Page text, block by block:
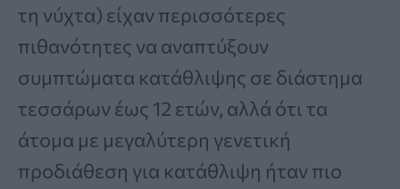
τη νύχτα) είχαν περισσότερες
πιθανότητες να αναπτύξουν
συμπτώματα κατάθλιψης σε διάστημα
τεσσάρων έως 12 ετών, αλλά ότι τα
άτομα με μεγαλύτερη γενετική
προδιάθεση για κατάθλιψη ήταν πιο